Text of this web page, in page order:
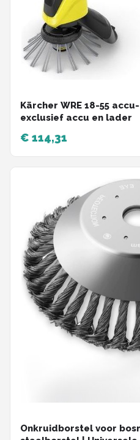
Kärcher WRE 18-55
exclusief accu en lader
€ 114,31
Onkruidborstel voor